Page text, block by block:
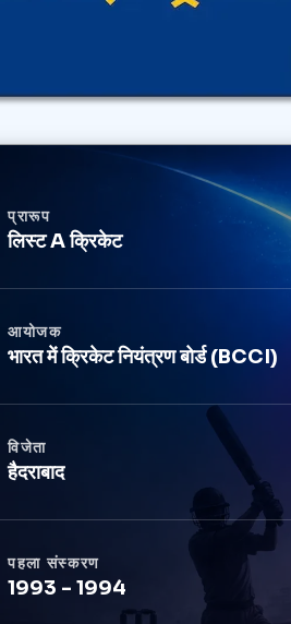
प्रारूप
लिस्ट A क्रिकेट
आयोजक
भारत में क्रिकेट नियंत्रण बोर्ड (BCCI)
विजेता
हैदराबाद
पहला संस्करण
1993 - 1994